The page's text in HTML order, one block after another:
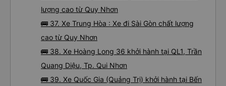
lượng cao từ Quy Nhơn
🚌 37. Xe Trung Hòa : Xe đi Sài Gòn chất lượng
cao từ Quy Nhơn
🚌 38. Xe Hoàng Long 36 khởi hành tại QL1, Trần
Quang Diệu, Tp. Qui Nhơn
🚌 39. Xe Quốc Gia (Quảng Trị) khởi hành tại Bến